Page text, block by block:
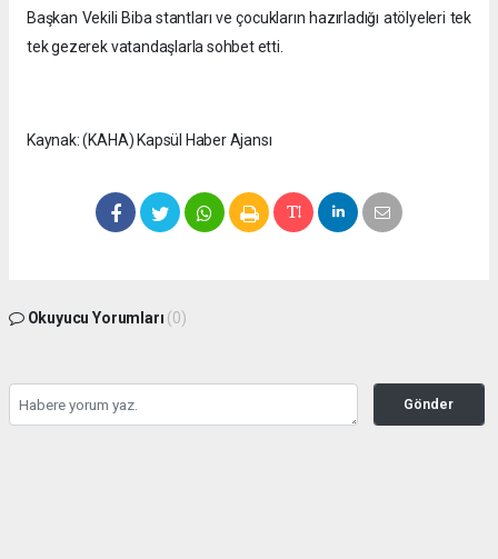
Başkan Vekili Biba stantları ve çocukların hazırladığı atölyeleri tek
tek gezerek vatandaşlarla sohbet etti.
Kaynak: (KAHA) Kapsül Haber Ajansı
Okuyucu Yorumları (0)
Gönder